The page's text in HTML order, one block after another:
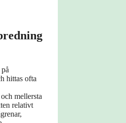
hittas ofta
mellersta
relativt